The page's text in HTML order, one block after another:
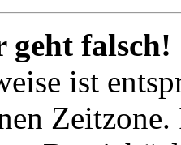
geht falsch!
ist